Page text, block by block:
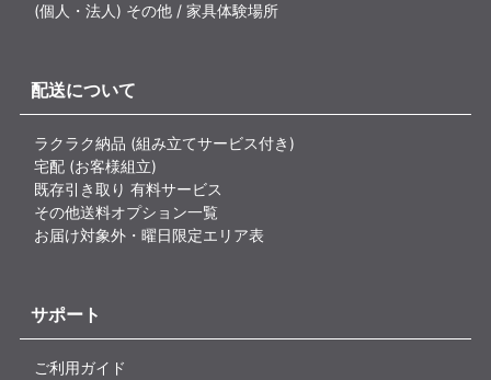
(個人・法人) その他 / 家具体験場所
配送について
ラクラク納品 (組み立てサービス付き)
宅配 (お客様組立)
既存引き取り 有料サービス
その他送料オプション一覧
お届け対象外・曜日限定エリア表
サポート
ご利用ガイド